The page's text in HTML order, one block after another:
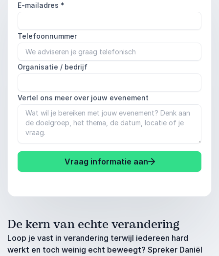
E-mailadres *
Telefoonnummer
Organisatie / bedrijf
Vertel ons meer over jouw evenement
Vraag informatie aan
De kern van echte verandering
Loop je vast in verandering terwijl iedereen hard
werkt en toch weinig echt beweegt? Spreker Daniël